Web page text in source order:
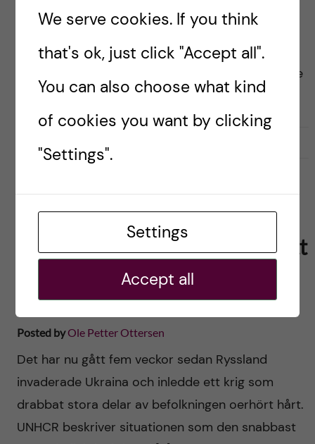
It is now five weeks since Russia invaded Ukraine
and began a war that has hit swathes of the
population extremely hard. UNHCR describes the
situation as the fastest-growing refugee […]
Vi måste vara förberedda på ett
långvarigt krig och en
omfattande hälsokris
Posted byOle Petter Ottersen
Det har nu gått fem veckor sedan Ryssland
invaderade Ukraina och inledde ett krig som
drabbat stora delar av befolkningen oerhört hårt.
UNHCR beskriver situationen som den snabbast
We serve cookies. If you think
that's ok, just click "Accept all".
You can also choose what kind
of cookies you want by clicking
"Settings".
Settings
Accept all